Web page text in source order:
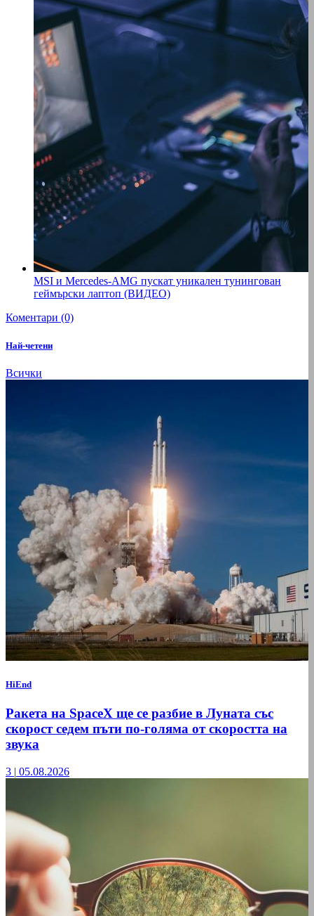
MSI и Mercedes-AMG пускат уникален тунингован
геймърски лаптоп (ВИДЕО)
Коментари (0)
Най-четени
Всички
HiEnd
Ракета на SpaceX ще се разбие в Луната със
скорост седем пъти по-голяма от скоростта на
звука
3 | 05.08.2026